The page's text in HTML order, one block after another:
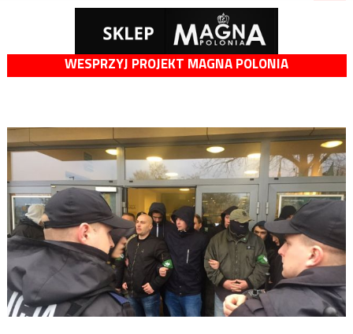
WESPRZYJ PROJEKT MAGNA POLONIA